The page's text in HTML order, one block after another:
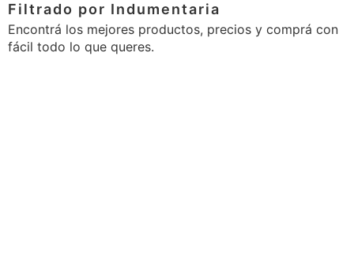
Filtrado por Indumentaria
Encontrá los mejores productos, precios y comprá con
fácil todo lo que queres.